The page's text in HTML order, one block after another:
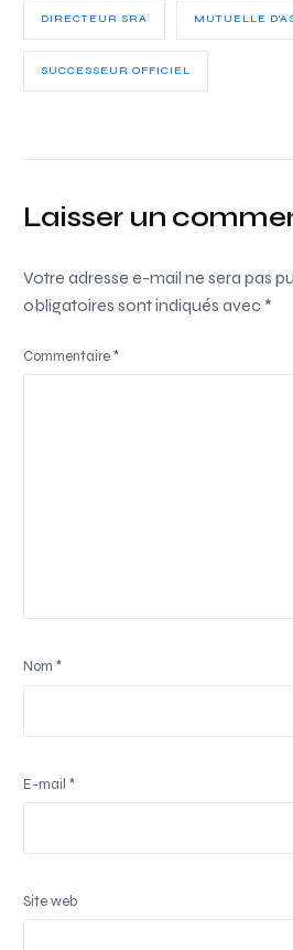
DIRECTEUR SRA MUTUELLE
SUCCESSEUR OFFICIEL
Laisser un
Votre adresse e-mail ne sera pas
obligatoires sont indiqués avec *
Commentaire*
Nom*
E-mail*
Site web